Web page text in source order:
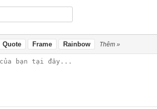
Quote Frame Rainbow Thêm »